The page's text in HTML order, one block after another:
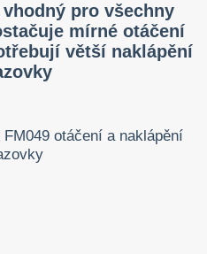
vhodný pro všechny
mírné otáčení
větší naklápění